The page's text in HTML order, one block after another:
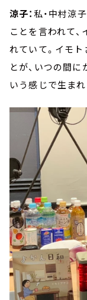
涼子：私・中村涼
ことを言われて
れていて。イモ
とが、いつの間
いう感じで生ま